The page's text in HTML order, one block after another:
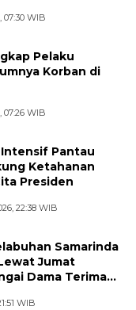
07:30 WIB
Pelaku
Korban di
07:26 WIB
Intensif Pantau
Ketahanan
Presiden
22:38 WIB
Samarinda
Jumat
Dama Terima
WIB